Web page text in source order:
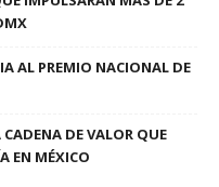
AL PREMIO NACIONAL DE
DE VALOR QUE
EN MÉXICO